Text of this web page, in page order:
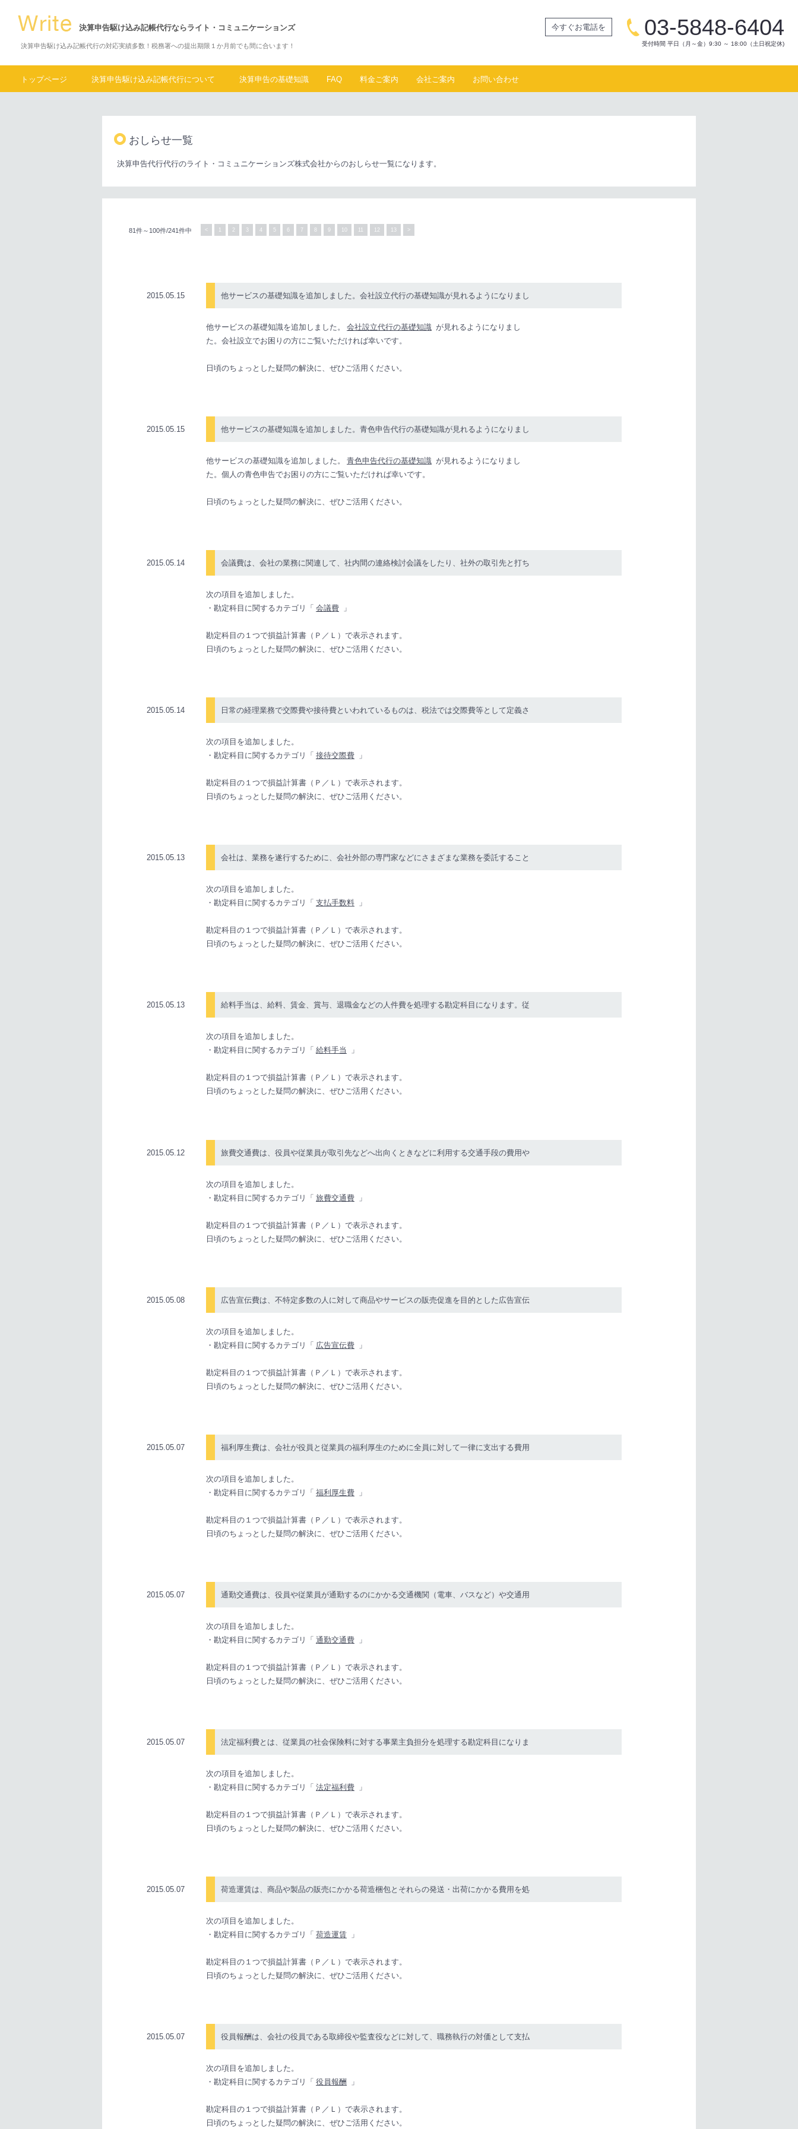
決算申告駆け込み記帳代行ならライト・コミュニケーションズ
決算申告駆け込み記帳代行の対応実績多数！税務署への提出期限１か月前でも間に合います！
今すぐお電話を 03-5848-6404
受付時間 平日（月～金）9:30 ～ 18:00（土日祝定休)
トップページ 決算申告駆け込み記帳代行について 決算申告の基礎知識 FAQ 料金ご案内 会社ご案内 お問い合わせ
おしらせ一覧
決算申告代行代行のライト・コミュニケーションズ株式会社からのおしらせ一覧になります。
81件～100件/241件中 < 1 2 3 4 5 6 7 8 9 10 11 12 13 >
2015.05.15 他サービスの基礎知識を追加しました。会社設立代行の基礎知識が見れるようになりまし
他サービスの基礎知識を追加しました。 会社設立代行の基礎知識 が見れるようになりまし
た。会社設立でお困りの方にご覧いただければ幸いです。
日頃のちょっとした疑問の解決に、ぜひご活用ください。
2015.05.15 他サービスの基礎知識を追加しました。青色申告代行の基礎知識が見れるようになりまし
他サービスの基礎知識を追加しました。 青色申告代行の基礎知識 が見れるようになりまし
た。個人の青色申告でお困りの方にご覧いただければ幸いです。
日頃のちょっとした疑問の解決に、ぜひご活用ください。
2015.05.14 会議費は、会社の業務に関連して、社内間の連絡検討会議をしたり、社外の取引先と打ち
次の項目を追加しました。
・勘定科目に関するカテゴリ「 会議費 」
勘定科目の１つで損益計算書（Ｐ／Ｌ）で表示されます。
日頃のちょっとした疑問の解決に、ぜひご活用ください。
2015.05.14 日常の経理業務で交際費や接待費といわれているものは、税法では交際費等として定義さ
次の項目を追加しました。
・勘定科目に関するカテゴリ「 接待交際費 」
勘定科目の１つで損益計算書（Ｐ／Ｌ）で表示されます。
日頃のちょっとした疑問の解決に、ぜひご活用ください。
2015.05.13 会社は、業務を遂行するために、会社外部の専門家などにさまざまな業務を委託すること
次の項目を追加しました。
・勘定科目に関するカテゴリ「 支払手数料 」
勘定科目の１つで損益計算書（Ｐ／Ｌ）で表示されます。
日頃のちょっとした疑問の解決に、ぜひご活用ください。
2015.05.13 給料手当は、給料、賃金、賞与、退職金などの人件費を処理する勘定科目になります。従
次の項目を追加しました。
・勘定科目に関するカテゴリ「 給料手当 」
勘定科目の１つで損益計算書（Ｐ／Ｌ）で表示されます。
日頃のちょっとした疑問の解決に、ぜひご活用ください。
2015.05.12 旅費交通費は、役員や従業員が取引先などへ出向くときなどに利用する交通手段の費用や
次の項目を追加しました。
・勘定科目に関するカテゴリ「 旅費交通費 」
勘定科目の１つで損益計算書（Ｐ／Ｌ）で表示されます。
日頃のちょっとした疑問の解決に、ぜひご活用ください。
2015.05.08 広告宣伝費は、不特定多数の人に対して商品やサービスの販売促進を目的とした広告宣伝
次の項目を追加しました。
・勘定科目に関するカテゴリ「 広告宣伝費 」
勘定科目の１つで損益計算書（Ｐ／Ｌ）で表示されます。
日頃のちょっとした疑問の解決に、ぜひご活用ください。
2015.05.07 福利厚生費は、会社が役員と従業員の福利厚生のために全員に対して一律に支出する費用
次の項目を追加しました。
・勘定科目に関するカテゴリ「 福利厚生費 」
勘定科目の１つで損益計算書（Ｐ／Ｌ）で表示されます。
日頃のちょっとした疑問の解決に、ぜひご活用ください。
2015.05.07 通勤交通費は、役員や従業員が通勤するのにかかる交通機関（電車、バスなど）や交通用
次の項目を追加しました。
・勘定科目に関するカテゴリ「 通勤交通費 」
勘定科目の１つで損益計算書（Ｐ／Ｌ）で表示されます。
日頃のちょっとした疑問の解決に、ぜひご活用ください。
2015.05.07 法定福利費とは、従業員の社会保険料に対する事業主負担分を処理する勘定科目になりま
次の項目を追加しました。
・勘定科目に関するカテゴリ「 法定福利費 」
勘定科目の１つで損益計算書（Ｐ／Ｌ）で表示されます。
日頃のちょっとした疑問の解決に、ぜひご活用ください。
2015.05.07 荷造運賃は、商品や製品の販売にかかる荷造梱包とそれらの発送・出荷にかかる費用を処
次の項目を追加しました。
・勘定科目に関するカテゴリ「 荷造運賃 」
勘定科目の１つで損益計算書（Ｐ／Ｌ）で表示されます。
日頃のちょっとした疑問の解決に、ぜひご活用ください。
2015.05.07 役員報酬は、会社の役員である取締役や監査役などに対して、職務執行の対価として支払
次の項目を追加しました。
・勘定科目に関するカテゴリ「 役員報酬 」
勘定科目の１つで損益計算書（Ｐ／Ｌ）で表示されます。
日頃のちょっとした疑問の解決に、ぜひご活用ください。